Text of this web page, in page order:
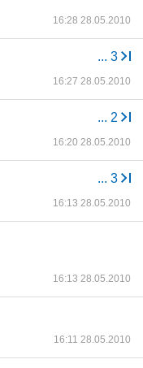
16:28 28.05.2010
... 3
16:27 28.05.2010
... 2
16:20 28.05.2010
... 3
16:13 28.05.2010
16:13 28.05.2010
16:11 28.05.2010